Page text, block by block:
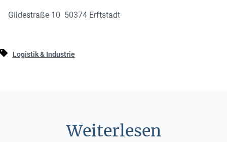
Gildestraße 10 50374 Erftstadt
Logistik & Industrie
Weiterlesen